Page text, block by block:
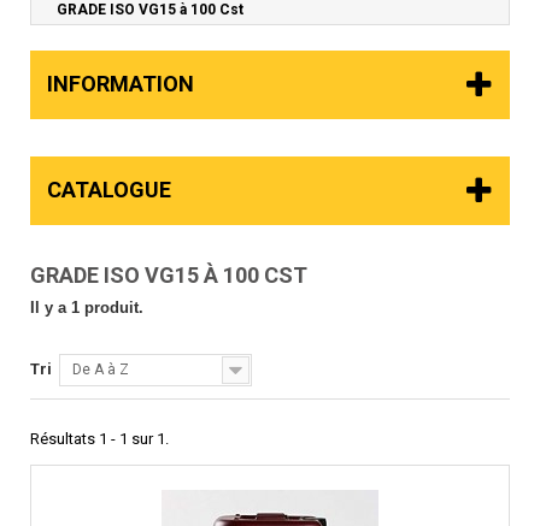
GRADE ISO VG15 à 100 Cst
INFORMATION
CATALOGUE
GRADE ISO VG15 À 100 CST
Il y a 1 produit.
Tri De A à Z
Résultats 1 - 1 sur 1.